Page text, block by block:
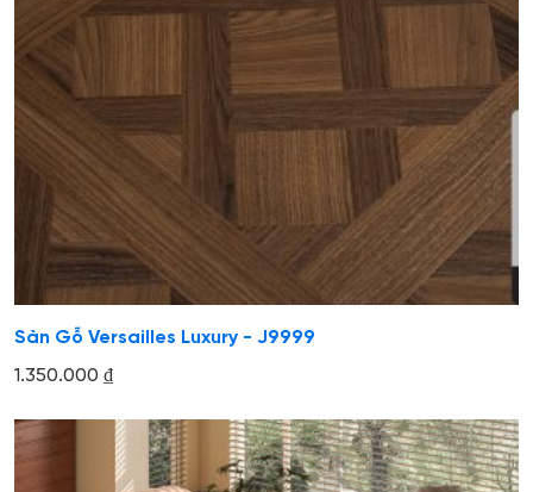
Sàn Gỗ Versailles Luxury - J9999
1.350.000 ₫